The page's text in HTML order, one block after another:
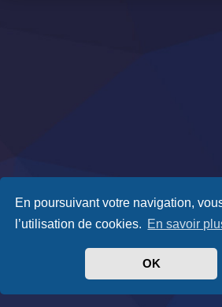
En poursuivant votre navigation,
l’utilisation de cookies. En savoir
OK